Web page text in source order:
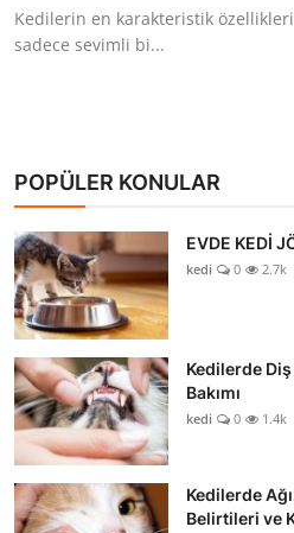
KEDİ MAMASI
Kedilerin en karakteristik
sadece sevimli bi...
POPÜLER KONULAR
EVDE KEDİ
kedi 0 2.7k
Kedilerde
Bakımı
kedi 0 1.4k
Kedilerde
Belirtileri ve